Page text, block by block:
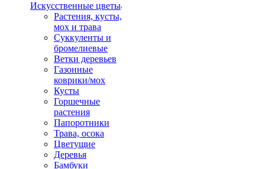
Искусственные цветы
Растения, кусты,
мох и трава
Суккуленты и
бромелиевые
Ветки деревьев
Газонные
коврики/мох
Кусты
Горшечные
растения
Папоротники
Трава, осока
Цветущие
Деревья
Бамбуки